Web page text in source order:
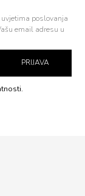
poslovanja
email adresu u
PRIJAVA